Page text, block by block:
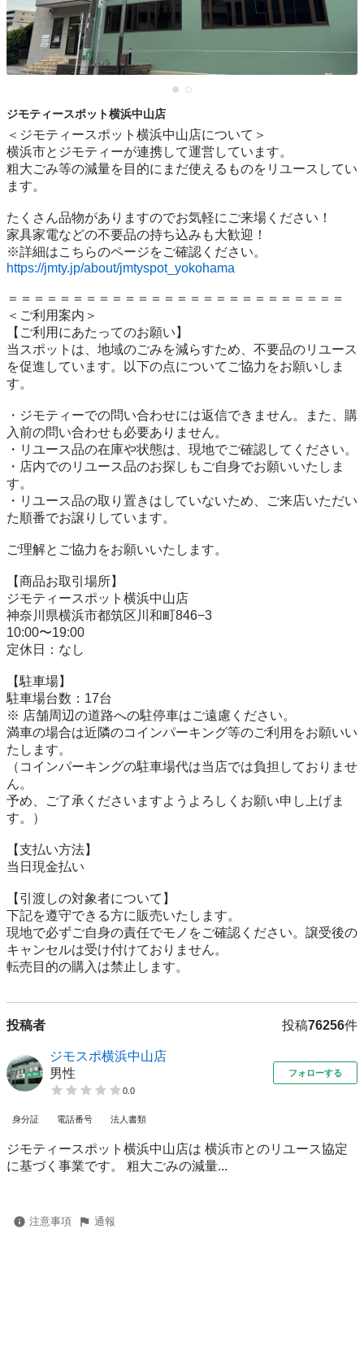
ジモティースポット横浜中山店
＜ジモティースポット横浜中山店について＞
横浜市とジモティーが連携して運営しています。
粗⼤ごみ等の減量を⽬的にまだ使えるものをリユースしてい
ます。
たくさん品物がありますのでお気軽にご来場ください！
家具家電などの不要品の持ち込みも大歓迎！
https://jmty.jp/about/jmtyspot_yokohama
＝＝＝＝＝＝＝＝＝＝＝＝＝＝＝＝＝＝＝＝＝＝＝＝＝＝
＜ご利用案内＞
【ご利用にあたってのお願い】
当スポットは、地域のごみを減らすため、不要品のリユース
を促進しています。以下の点についてご協力をお願いしま
す。
・ジモティーでの問い合わせには返信できません。また、購
入前の問い合わせも必要ありません。
・リユース品の在庫や状態は、現地でご確認してください。
・店内でのリユース品のお探しもご自身でお願いいたしま
す。
・リユース品の取り置きはしていないため、ご来店いただい
た順番でお譲りしています。
ご理解とご協力をお願いいたします。
【商品お取引場所】
ジモティースポット横浜中山店
神奈川県横浜市都筑区川和町846−3
10:00〜19:00
定休日：なし
【駐⾞場】
駐車場台数：17台
※ 店舗周辺の道路への駐停車はご遠慮ください。
満車の場合は近隣のコインパーキング等のご利用をお願いい
たします。
（コインパーキングの駐車場代は当店では負担しておりませ
ん。
予め、ご了承くださいますようよろしくお願い申し上げま
す。）
【⽀払い⽅法】
当日現金払い
【引渡しの対象者について】
下記を遵守できる⽅に販売いたします。
現地で必ずご⾃⾝の責任でモノをご確認ください。譲受後の
キャンセルは受け付けておりません。
転売⽬的の購⼊は禁⽌します。
投稿者 投稿76256件
ジモスポ横浜中山店
男性
0.0
フォローする
身分証 電話番号 法人書類
ジモティースポット横浜中山店は 横浜市とのリユース協定
に基づく事業です。 粗⼤ごみの減量...
注意事項 通報